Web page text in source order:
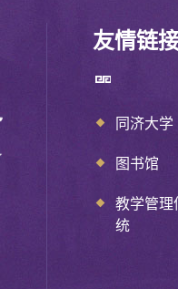
友情链
同济大学
图书馆
教学管理
统